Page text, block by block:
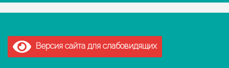
Версия сайта для слабовидящих